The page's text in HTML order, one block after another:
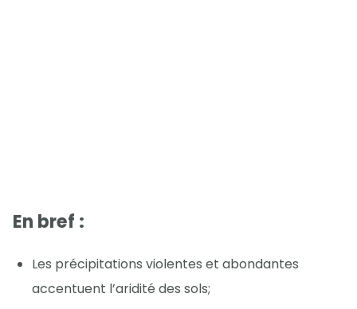
En bref :
Les précipitations violentes et abondantes
accentuent l’aridité des sols;